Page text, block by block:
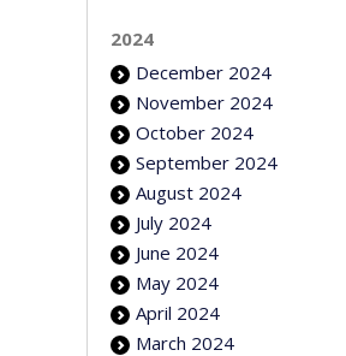
2024
December 2024
November 2024
October 2024
September 2024
August 2024
July 2024
June 2024
May 2024
April 2024
March 2024